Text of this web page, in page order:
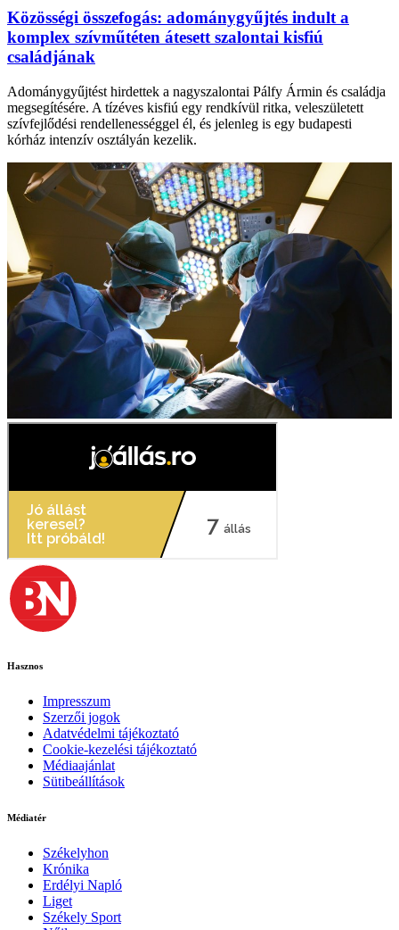
Közösségi összefogás: adománygyűjtés indult a
komplex szívműtéten átesett szalontai kisfiú
családjának
Adománygyűjtést hirdettek a nagyszalontai Pálfy Ármin és családja
megsegítésére. A tízéves kisfiú egy rendkívül ritka, veleszületett
szívfejlődési rendellenességgel él, és jelenleg is egy budapesti
kórház intenzív osztályán kezelik.
Hasznos
Impresszum
Szerzői jogok
Adatvédelmi tájékoztató
Cookie-kezelési tájékoztató
Médiaajánlat
Sütibeállítások
Médiatér
Székelyhon
Krónika
Erdélyi Napló
Liget
Székely Sport